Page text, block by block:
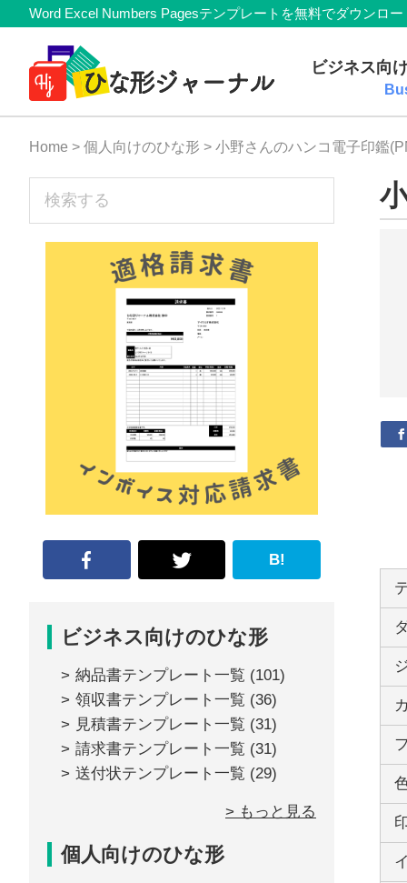
Skip
primary
navigation
Skip
content
Skip
primary
sidebar
Skip
footer
Member
Navigation
Word Excel Numbers Pagesテンプレートを無料でダウンロ
料
テ
ン
レ
形
ジ
ャ
ー
ナ
ビジネス向
Home > 個人向けのひな形 > 小野さんのハンコ電子印鑑
sidebar
B!
ビジネス向けのひな形
納品書テンプレート一覧 (101)
領収書テンプレート一覧 (36)
見積書テンプレート一覧 (31)
請求書テンプレート一覧 (31)
送付状テンプレート一覧 (29)
> もっと見る
個人向けのひな形